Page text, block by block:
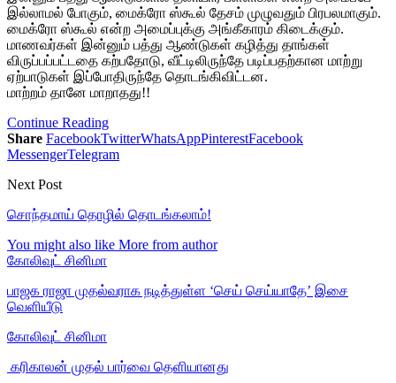
இல்லாமல் போகும், மைக்ரோ ஸ்கூல் தேசம் முழுவதும் பிரபலமாகும்.
மைக்ரோ ஸ்கூல் என்ற அமைப்புக்கு அங்கீகாரம் கிடைக்கும்.
மாணவர்கள் இன்னும் பத்து ஆண்டுகள் கழித்து தாங்கள்
விருப்பப்பட்டதை கற்பதோடு, வீட்டிலிருந்தே படிப்பதற்கான மாற்று
ஏற்பாடுகள் இப்போதிருந்தே தொடங்கிவிட்டன.
மாற்றம் தானே மாறாதது!!
Continue Reading
Share FacebookTwitterWhatsAppPinterestFacebook
MessengerTelegram
Next Post
சொந்தமாய் தொழில் தொடங்கலாம்!
You might also like More from author
கோலிவுட் சினிமா
பாஜக ராஜா முதல்வராக நடித்துள்ள ‘செய் செய்யாதே’ இசை
வெளியீடு
கோலிவுட் சினிமா
‎ கரிகாலன் முதல் பார்வை தெளியானது